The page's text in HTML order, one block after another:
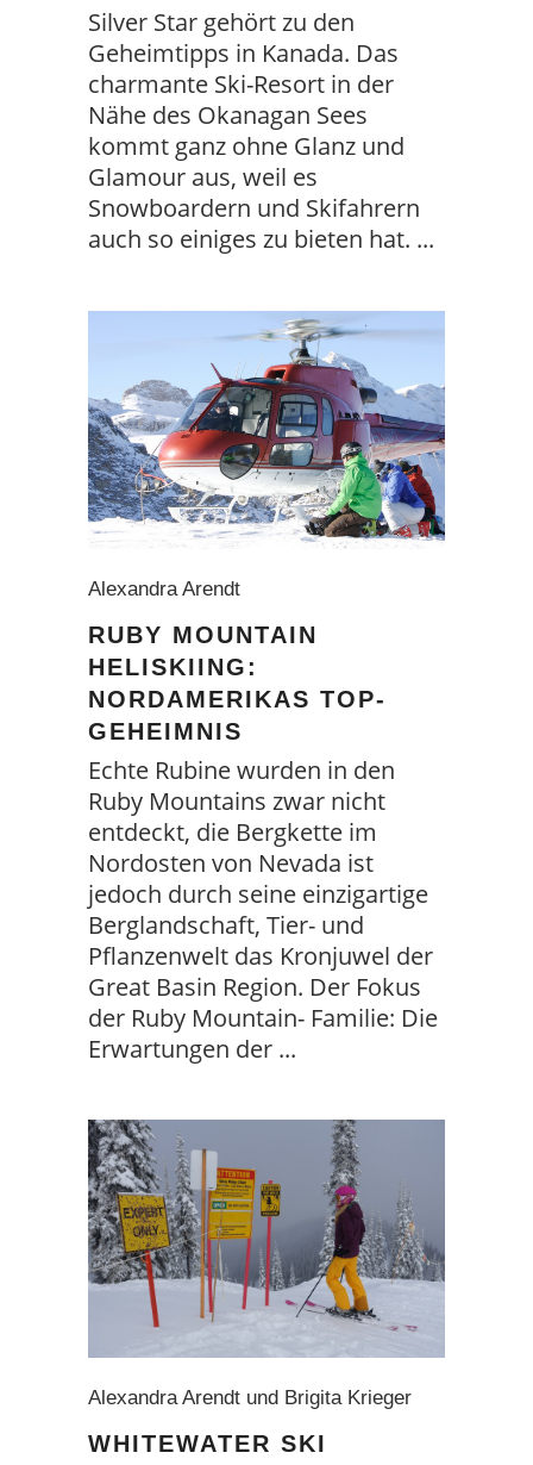
Silver Star gehört zu den
Geheimtipps in Kanada. Das
charmante Ski-Resort in der
Nähe des Okanagan Sees
kommt ganz ohne Glanz und
Glamour aus, weil es
Snowboardern und Skifahrern
auch so einiges zu bieten hat.
Alexandra Arendt
RUBY MOUNTAIN
HELISKIING:
NORDAMERIKAS TOP-
GEHEIMNIS
Echte Rubine wurden in den
Ruby Mountains zwar nicht
entdeckt, die Bergkette im
Nordosten von Nevada ist
jedoch durch seine einzigartige
Berglandschaft, Tier- und
Pflanzenwelt das Kronjuwel der
Great Basin Region. Der Fokus
der Ruby Mountain- Familie: Die
Erwartungen der
Alexandra Arendt und Brigita Krieger
WHITEWATER SKI